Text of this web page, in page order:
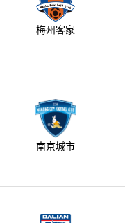
梅州客家
南京城市